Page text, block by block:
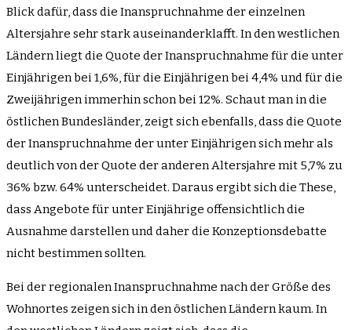
Blick dafür, dass die Inanspruchnahme der einzelnen
Altersjahre sehr stark auseinanderklafft. In den westlichen
Ländern liegt die Quote der Inanspruchnahme für die unter
Einjährigen bei 1,6%, für die Einjährigen bei 4,4% und für die
Zweijährigen immerhin schon bei 12%. Schaut man in die
östlichen Bundesländer, zeigt sich ebenfalls, dass die Quote
der Inanspruchnahme der unter Einjährigen sich mehr als
deutlich von der Quote der anderen Altersjahre mit 5,7% zu
36% bzw. 64% unterscheidet. Daraus ergibt sich die These,
dass Angebote für unter Einjährige offensichtlich die
Ausnahme darstellen und daher die Konzeptionsdebatte
nicht bestimmen sollten.
Bei der regionalen Inanspruchnahme nach der Größe des
Wohnortes zeigen sich in den östlichen Ländern kaum. In